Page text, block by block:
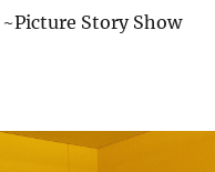
~Picture Story Show